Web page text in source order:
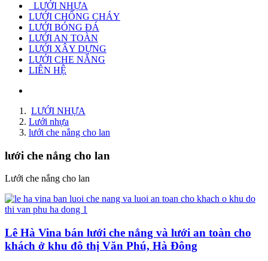
LƯỚI NHỰA
LƯỚI CHỐNG CHÁY
LƯỚI BÓNG ĐÁ
LƯỚI AN TOÀN
LƯỚI XÂY DỰNG
LƯỚI CHE NẮNG
LIÊN HỆ
LƯỚI NHỰA
Lưới nhựa
lưới che nắng cho lan
lưới che nắng cho lan
Lưới che nắng cho lan
Lê Hà Vina bán lưới che nắng và lưới an toàn cho
khách ở khu đô thị Văn Phú, Hà Đông